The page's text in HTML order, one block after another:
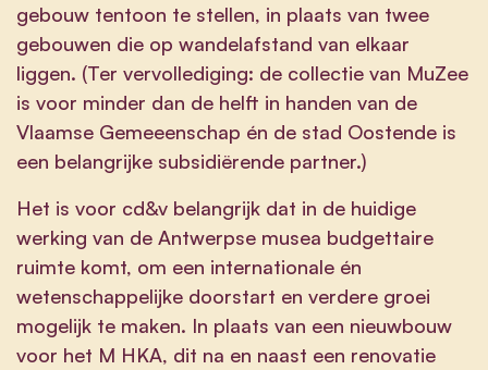
gebouw tentoon te stellen, in plaats van twee
gebouwen die op wandelafstand van elkaar
liggen. (Ter vervollediging: de collectie van MuZee
is voor minder dan de helft in handen van de
Vlaamse Gemeeenschap én de stad Oostende is
een belangrijke subsidiërende partner.)
Het is voor cd&v belangrijk dat in de huidige
werking van de Antwerpse musea budgettaire
ruimte komt, om een internationale én
wetenschappelijke doorstart en verdere groei
mogelijk te maken. In plaats van een nieuwbouw
voor het M HKA, dit na en naast een renovatie